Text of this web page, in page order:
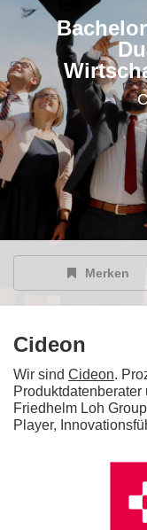
Merken
Cideon
Wir sind Cideon.
Produktdatenberater
Friedhelm Loh
Player,